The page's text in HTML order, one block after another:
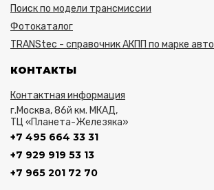
Поиск по модели трансмиссии
Фотокаталог
TRANStec - справочник АКПП по марке авто
КОНТАКТЫ
Контактная информация
г.Москва, 86й км. МКАД,
ТЦ «Планета-Железяка»
+7 495 664 33 31
+7 929 919 53 13
+7 965 201 72 70